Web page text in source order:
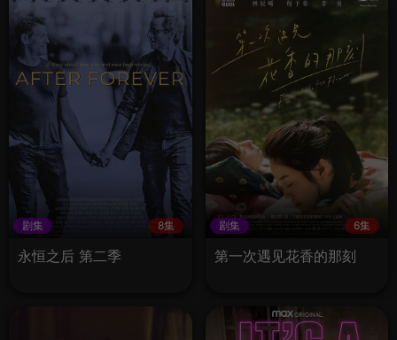
剧集 8集
永恒之后 第二季
剧集 6集
第一次遇见花香的那刻